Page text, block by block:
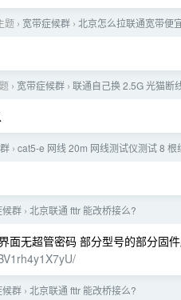
题 › 宽带症候群 › 北京怎么拉联通宽带便
› 宽带症候群 › 联通自己换 2.5G 光猫断
› cat5-e 网线 20m 网线测试仪测试 8
候群 › 北京联通 fttr 能改桥接么?
面无超管密码 部分型号的部分固
候群 › 北京联通 fttr 能改桥接么?